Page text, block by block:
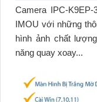
Camera IPC-
IMOU với những
hình ảnh chất
năng quay xoay...